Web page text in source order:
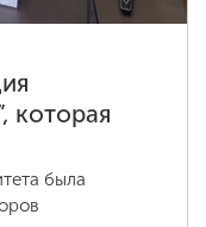
которая
была